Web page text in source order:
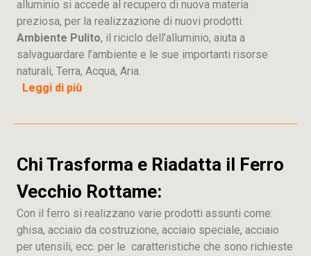
alluminio si accede al recupero di nuova materia
preziosa, per la realizzazione di nuovi prodotti.
Ambiente Pulito, il riciclo dell’alluminio, aiuta a
salvaguardare l’ambiente e le sue importanti risorse
naturali, Terra, Acqua, Aria.
Leggi di più
Chi Trasforma e Riadatta il Ferro
Vecchio Rottame:
Con il ferro si realizzano varie prodotti assunti come:
ghisa, acciaio da costruzione, acciaio speciale, acciaio
per utensili, ecc. per le caratteristiche che sono richieste